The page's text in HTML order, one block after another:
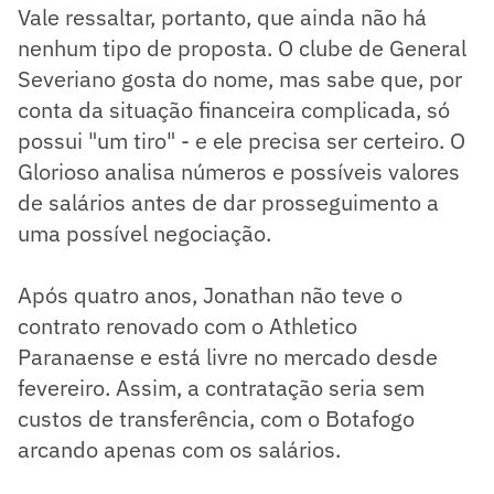
Vale ressaltar, portanto, que ainda não há
nenhum tipo de proposta. O clube de General
Severiano gosta do nome, mas sabe que, por
conta da situação financeira complicada, só
possui "um tiro" - e ele precisa ser certeiro. O
Glorioso analisa números e possíveis valores
de salários antes de dar prosseguimento a
uma possível negociação.
Após quatro anos, Jonathan não teve o
contrato renovado com o Athletico
Paranaense e está livre no mercado desde
fevereiro. Assim, a contratação seria sem
custos de transferência, com o Botafogo
arcando apenas com os salários.